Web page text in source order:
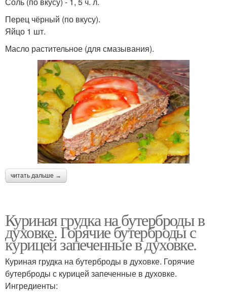
Перец чёрный (по вкусу).
Яйцо 1 шт.
Масло растительное (для смазывания).
читать дальше →
Куриная грудка на бутерброды в
духовке. Горячие бутерброды с
курицей запеченные в духовке.
Куриная грудка на бутерброды в духовке. Горячие
бутерброды с курицей запеченные в духовке.
Ингредиенты: